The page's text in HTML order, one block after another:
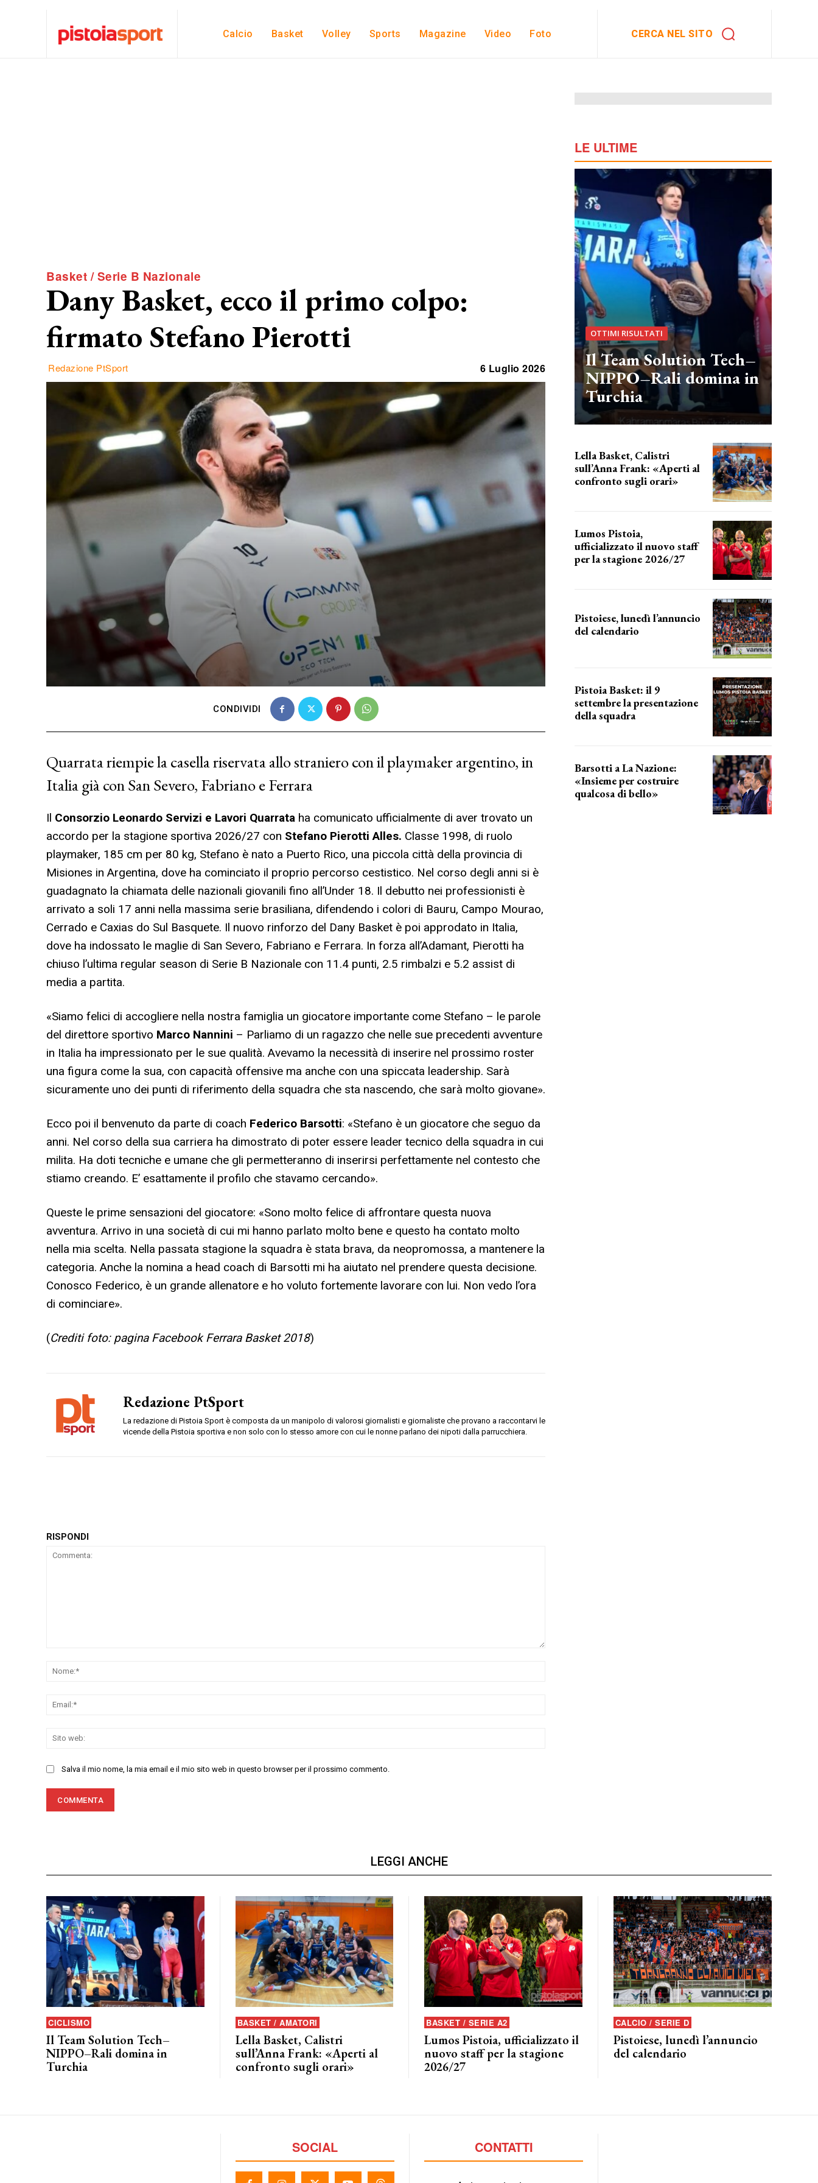
Calcio Basket Volley Sports Magazine Video Foto CERCA NEL SITO
Basket / Serie B Nazionale
Dany Basket, ecco il primo colpo:
firmato Stefano Pierotti
Redazione PtSport 6 Luglio 2026
CONDIVIDI
Quarrata riempie la casella riservata allo straniero con il playmaker argentino, in
Italia già con San Severo, Fabriano e Ferrara
Il Consorzio Leonardo Servizi e Lavori Quarrata ha comunicato ufficialmente di aver trovato un
accordo per la stagione sportiva 2026/27 con Stefano Pierotti Alles. Classe 1998, di ruolo
playmaker, 185 cm per 80 kg, Stefano è nato a Puerto Rico, una piccola città della provincia di
Misiones in Argentina, dove ha cominciato il proprio percorso cestistico. Nel corso degli anni si è
guadagnato la chiamata delle nazionali giovanili fino all’Under 18. Il debutto nei professionisti è
arrivato a soli 17 anni nella massima serie brasiliana, difendendo i colori di Bauru, Campo Mourao,
Cerrado e Caxias do Sul Basquete. Il nuovo rinforzo del Dany Basket è poi approdato in Italia,
dove ha indossato le maglie di San Severo, Fabriano e Ferrara. In forza all’Adamant, Pierotti ha
chiuso l’ultima regular season di Serie B Nazionale con 11.4 punti, 2.5 rimbalzi e 5.2 assist di
media a partita.
«Siamo felici di accogliere nella nostra famiglia un giocatore importante come Stefano – le parole
del direttore sportivo Marco Nannini – Parliamo di un ragazzo che nelle sue precedenti avventure
in Italia ha impressionato per le sue qualità. Avevamo la necessità di inserire nel prossimo roster
una figura come la sua, con capacità offensive ma anche con una spiccata leadership. Sarà
sicuramente uno dei punti di riferimento della squadra che sta nascendo, che sarà molto giovane».
Ecco poi il benvenuto da parte di coach Federico Barsotti: «Stefano è un giocatore che seguo da
anni. Nel corso della sua carriera ha dimostrato di poter essere leader tecnico della squadra in cui
milita. Ha doti tecniche e umane che gli permetteranno di inserirsi perfettamente nel contesto che
stiamo creando. E’ esattamente il profilo che stavamo cercando».
Queste le prime sensazioni del giocatore: «Sono molto felice di affrontare questa nuova
avventura. Arrivo in una società di cui mi hanno parlato molto bene e questo ha contato molto
nella mia scelta. Nella passata stagione la squadra è stata brava, da neopromossa, a mantenere la
categoria. Anche la nomina a head coach di Barsotti mi ha aiutato nel prendere questa decisione.
Conosco Federico, è un grande allenatore e ho voluto fortemente lavorare con lui. Non vedo l’ora
di cominciare».
(Crediti foto: pagina Facebook Ferrara Basket 2018)
Redazione PtSport
La redazione di Pistoia Sport è composta da un manipolo di valorosi giornalisti e giornaliste che provano a raccontarvi le
vicende della Pistoia sportiva e non solo con lo stesso amore con cui le nonne parlano dei nipoti dalla parrucchiera.
RISPONDI
Salva il mio nome, la mia email e il mio sito web in questo browser per il prossimo commento.
LE ULTIME
OTTIMI RISULTATI
Il Team Solution Tech–
NIPPO–Rali domina in
Turchia
Lella Basket, Calistri
sull’Anna Frank: «Aperti al
confronto sugli orari»
Lumos Pistoia,
ufficializzato il nuovo staff
per la stagione 2026/27
Pistoiese, lunedì l’annuncio
del calendario
Pistoia Basket: il 9
settembre la presentazione
della squadra
Barsotti a La Nazione:
«Insieme per costruire
qualcosa di bello»
LEGGI ANCHE
CICLISMO
Il Team Solution Tech–
NIPPO–Rali domina in
Turchia
BASKET / AMATORI
Lella Basket, Calistri
sull’Anna Frank: «Aperti al
confronto sugli orari»
BASKET / SERIE A2
Lumos Pistoia, ufficializzato il
nuovo staff per la stagione
2026/27
CALCIO / SERIE D
Pistoiese, lunedì l’annuncio
del calendario
SOCIAL CONTATTI